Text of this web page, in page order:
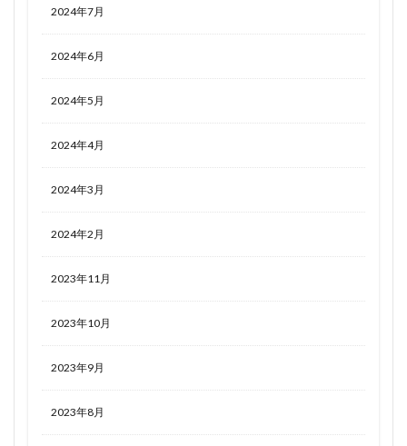
2024年7月
2024年6月
2024年5月
2024年4月
2024年3月
2024年2月
2023年11月
2023年10月
2023年9月
2023年8月